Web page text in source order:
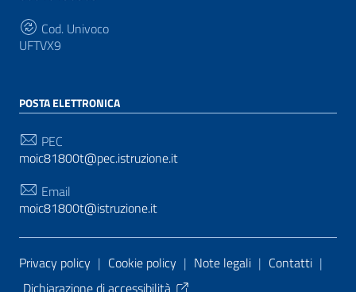
Cod. Univoco
UFTVX9
POSTA ELETTRONICA
PEC
moic81800t@pec.istruzione.it
Email
moic81800t@istruzione.it
Sezione Link Utili
Privacy policy | Cookie policy | Note legali | Contatti |
Dichiarazione di accessibilità